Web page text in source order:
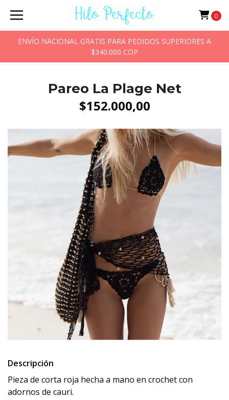
ENVÍO NACIONAL GRATIS PARA PEDIDOS SUPERIORES A
$340.000 COP
0
Pareo La Plage Net
$152.000,00
Descripción
Pieza de corta roja hecha a mano en crochet con
adornos de cauri.